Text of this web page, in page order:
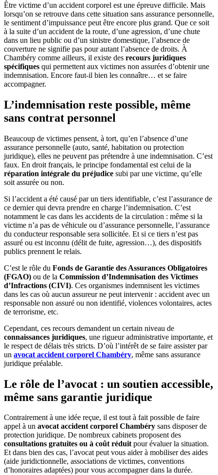
Être victime d’un accident corporel est une épreuve difficile. Mais
lorsqu’on se retrouve dans cette situation sans assurance personnelle,
le sentiment d’impuissance peut être encore plus grand. Que ce soit
à la suite d’un accident de la route, d’une agression, d’une chute
dans un lieu public ou d’un sinistre domestique, l’absence de
couverture ne signifie pas pour autant l’absence de droits. À
Chambéry comme ailleurs, il existe des recours juridiques
spécifiques qui permettent aux victimes non assurées d’obtenir une
indemnisation. Encore faut-il bien les connaître… et se faire
accompagner.
L’indemnisation reste possible, même
sans contrat personnel
Beaucoup de victimes pensent, à tort, qu’en l’absence d’une
assurance personnelle (auto, santé, habitation ou protection
juridique), elles ne peuvent pas prétendre à une indemnisation. C’est
faux. En droit français, le principe fondamental est celui de la
réparation intégrale du préjudice subi par une victime, qu’elle
soit assurée ou non.
Si l’accident a été causé par un tiers identifiable, c’est l’assurance de
ce dernier qui devra prendre en charge l’indemnisation. C’est
notamment le cas dans les accidents de la circulation : même si la
victime n’a pas de véhicule ou d’assurance personnelle, l’assurance
du conducteur responsable sera sollicitée. Et si ce tiers n’est pas
assuré ou est inconnu (délit de fuite, agression…), des dispositifs
publics prennent le relais.
C’est le rôle du Fonds de Garantie des Assurances Obligatoires
(FGAO) ou de la Commission d’Indemnisation des Victimes
d’Infractions (CIVI). Ces organismes indemnisent les victimes
dans les cas où aucun assureur ne peut intervenir : accident avec un
responsable non assuré ou non identifié, violences volontaires, actes
de terrorisme, etc.
Cependant, ces recours demandent un certain niveau de
connaissances juridiques, une rigueur administrative importante, et
le respect de délais très stricts. D’où l’intérêt de se faire assister par
un avocat accident corporel Chambéry, même sans assurance
juridique préalable.
Le rôle de l’avocat : un soutien accessible,
même sans garantie juridique
Contrairement à une idée reçue, il est tout à fait possible de faire
appel à un avocat accident corporel Chambéry sans disposer de
protection juridique. De nombreux cabinets proposent des
consultations gratuites ou à coût réduitpour évaluer la situation.
Et dans bien des cas, l’avocat peut vous aider à mobiliser des aides
(aide juridictionnelle, associations de victimes, conventions
d’honoraires adaptées) pour vous accompagner dans la durée.